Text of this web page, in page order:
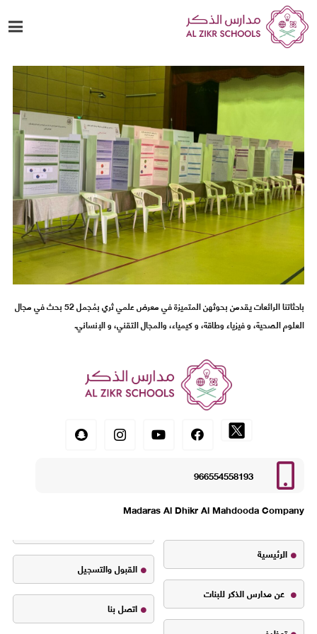
باحثاتنا الرائعات يقدمن بحوثهن المتميزة في معرض علمي ثري بمُجمل 52 بحث في مجال
العلوم الصحية، و فيزياء وطاقة، و كيمياء، والمجال التقني، و الإنساني.
966554558193
Madaras Al Dhikr Al Mahdooda Company
الرئيسية
عن مدارس الذكر للبنات
القبول والتسجيل
اتصل بنا